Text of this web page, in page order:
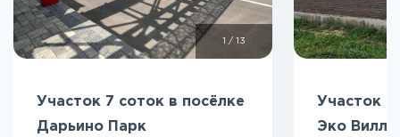
/ 13
Участок 7 соток в посёлке
Дарьино Парк
Участок 5
Эко